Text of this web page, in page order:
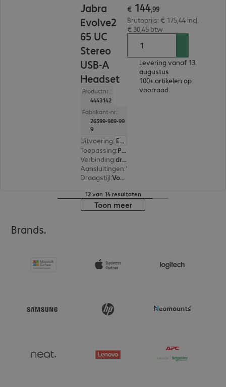
Jabra
Evolve2
65 UC
Stereo
USB-A
Headset
Productnr.:
4443142
Fabrikant-nr.:
26599-989-99
9
Uitvoering: Europa
Toepassing: PC, Notebook, Tablet, Smartphone
Verbinding:
draadloos
Aansluitingen:
Draagstijl: Voor beide oren
€ 144,99
Brutoprijs: € 175,44 incl.
€ 30,45 btw
Levering vanaf 13.
augustus
100+ artikelen op
voorraad.
12 van 14 resultaten
Toon meer
Brands.